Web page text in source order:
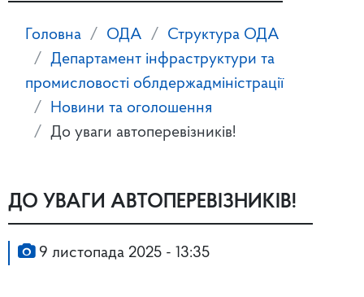
Головна ОДА
Структура ОДА
Департамент інфраструктури та
промисловості облдержадміністрації
Новини та оголошення
До уваги автоперевізників!
ДО УВАГИ АВТОПЕРЕВІЗНИКІВ!
9 листопада 2025 - 13:35